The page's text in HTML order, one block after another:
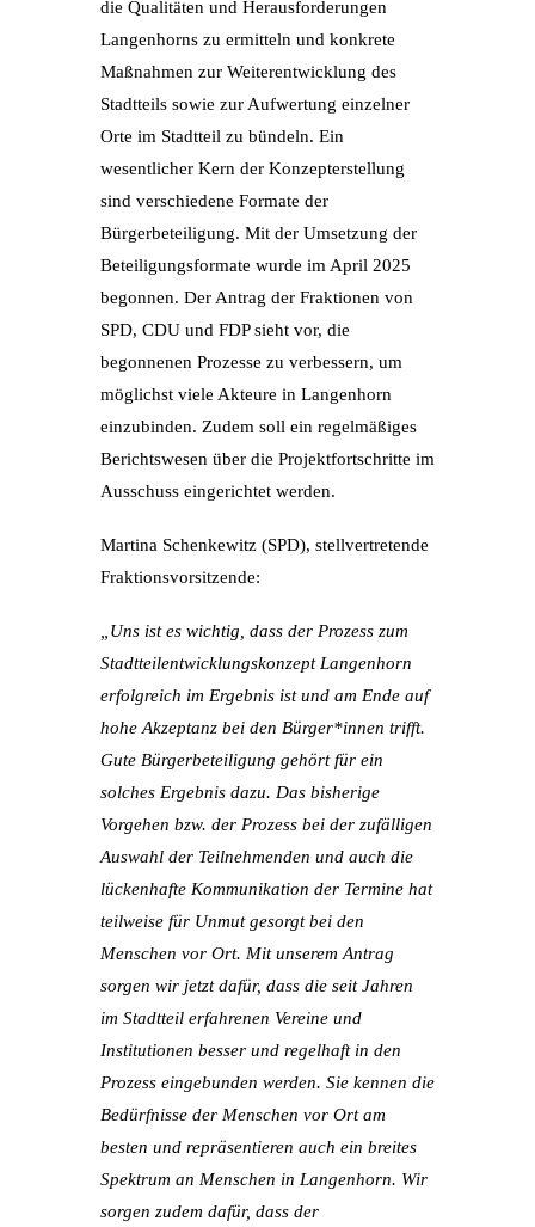
die Qualitäten und Herausforderungen
Langenhorns zu ermitteln und konkrete
Maßnahmen zur Weiterentwicklung des
Stadtteils sowie zur Aufwertung einzelner
Orte im Stadtteil zu bündeln. Ein
wesentlicher Kern der Konzepterstellung
sind verschiedene Formate der
Bürgerbeteiligung. Mit der Umsetzung der
Beteiligungsformate wurde im April 2025
begonnen. Der Antrag der Fraktionen von
SPD, CDU und FDP sieht vor, die
begonnenen Prozesse zu verbessern, um
möglichst viele Akteure in Langenhorn
einzubinden. Zudem soll ein regelmäßiges
Berichtswesen über die Projektfortschritte im
Ausschuss eingerichtet werden.
Martina Schenkewitz (SPD), stellvertretende
Fraktionsvorsitzende:
„Uns ist es wichtig, dass der Prozess zum
Stadtteilentwicklungskonzept Langenhorn
erfolgreich im Ergebnis ist und am Ende auf
hohe Akzeptanz bei den Bürger*innen trifft.
Gute Bürgerbeteiligung gehört für ein
solches Ergebnis dazu. Das bisherige
Vorgehen bzw. der Prozess bei der zufälligen
Auswahl der Teilnehmenden und auch die
lückenhafte Kommunikation der Termine hat
teilweise für Unmut gesorgt bei den
Menschen vor Ort. Mit unserem Antrag
sorgen wir jetzt dafür, dass die seit Jahren
im Stadtteil erfahrenen Vereine und
Institutionen besser und regelhaft in den
Prozess eingebunden werden. Sie kennen die
Bedürfnisse der Menschen vor Ort am
besten und repräsentieren auch ein breites
Spektrum an Menschen in Langenhorn. Wir
sorgen zudem dafür, dass der